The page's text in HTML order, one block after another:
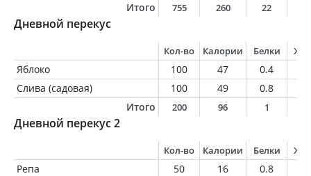
Итого
755 260 22
Дневной перекус
Кол-во Калории Белки
Яблоко 100 47 0.4
Слива (садовая)
100 49 0.8
Итого
200 96 1
Дневной перекус 2
Кол-во Калории Белки
Репа 50 16 0.8